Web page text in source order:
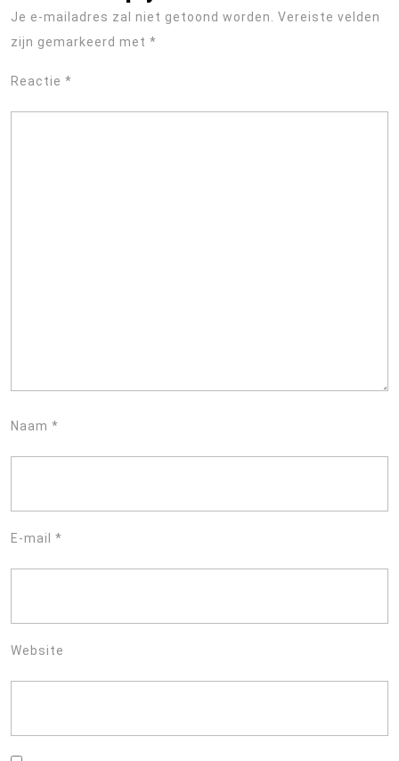
Je e-mailadres zal niet getoond worden. Vereiste velden
zijn gemarkeerd met *
Reactie *
Naam *
E-mail *
Website